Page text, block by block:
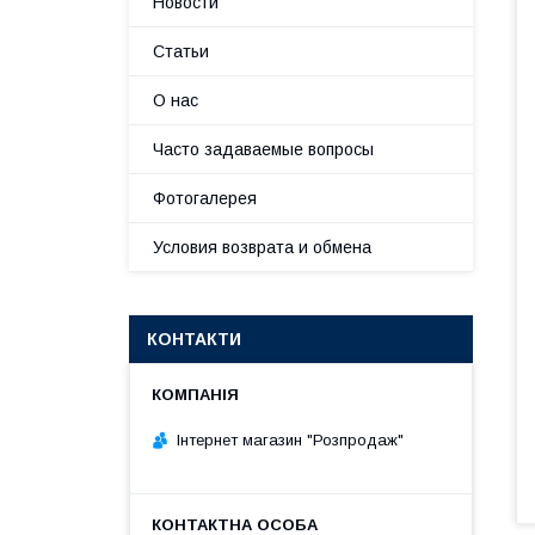
Статьи
О нас
Часто задаваемые вопросы
Фотогалерея
Условия возврата и обмена
КОНТАКТИ
Інтернет магазин "Розпродаж"